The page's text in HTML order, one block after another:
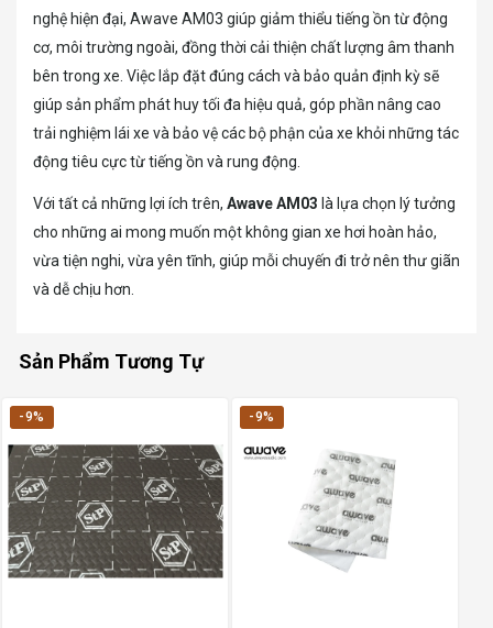
nghệ hiện đại, Awave AM03 giúp giảm thiểu tiếng ồn từ động
cơ, môi trường ngoài, đồng thời cải thiện chất lượng âm thanh
bên trong xe. Việc lắp đặt đúng cách và bảo quản định kỳ sẽ
giúp sản phẩm phát huy tối đa hiệu quả, góp phần nâng cao
trải nghiệm lái xe và bảo vệ các bộ phận của xe khỏi những tác
động tiêu cực từ tiếng ồn và rung động.
Với tất cả những lợi ích trên, Awave AM03 là lựa chọn lý tưởng
cho những ai mong muốn một không gian xe hơi hoàn hảo,
vừa tiện nghi, vừa yên tĩnh, giúp mỗi chuyến đi trở nên thư giãn
và dễ chịu hơn.
Sản Phẩm Tương Tự
-9% -9%